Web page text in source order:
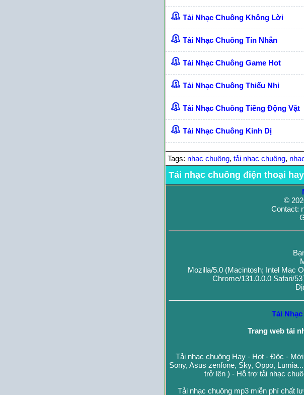
Tải Nhạc Chuông Không Lời
Tải Nhạc Chuông Tin Nhắn
Tải Nhạc Chuông Game Hot
Tải Nhạc Chuông Thiếu Nhi
Tải Nhạc Chuông Tiếng Động Vật
Tải Nhạc Chuông Kinh Dị
Tags: nhạc chuông, tải nhạc chuông,
Tải nhạc chuông điện thoại
©
Contact:
Mozilla/5.0 (Macintosh; Intel Mac
Chrome/131.0.0.0 Safari/
Tải
Trang web tải
Tải nhạc chuông Hay - Hot - Độc -
Sony, Asus zenfone, Sky, Oppo,
trở lên ) - Hỗ trợ tải nhạc
Tải nhạc chuông mp3 miễn phí chất